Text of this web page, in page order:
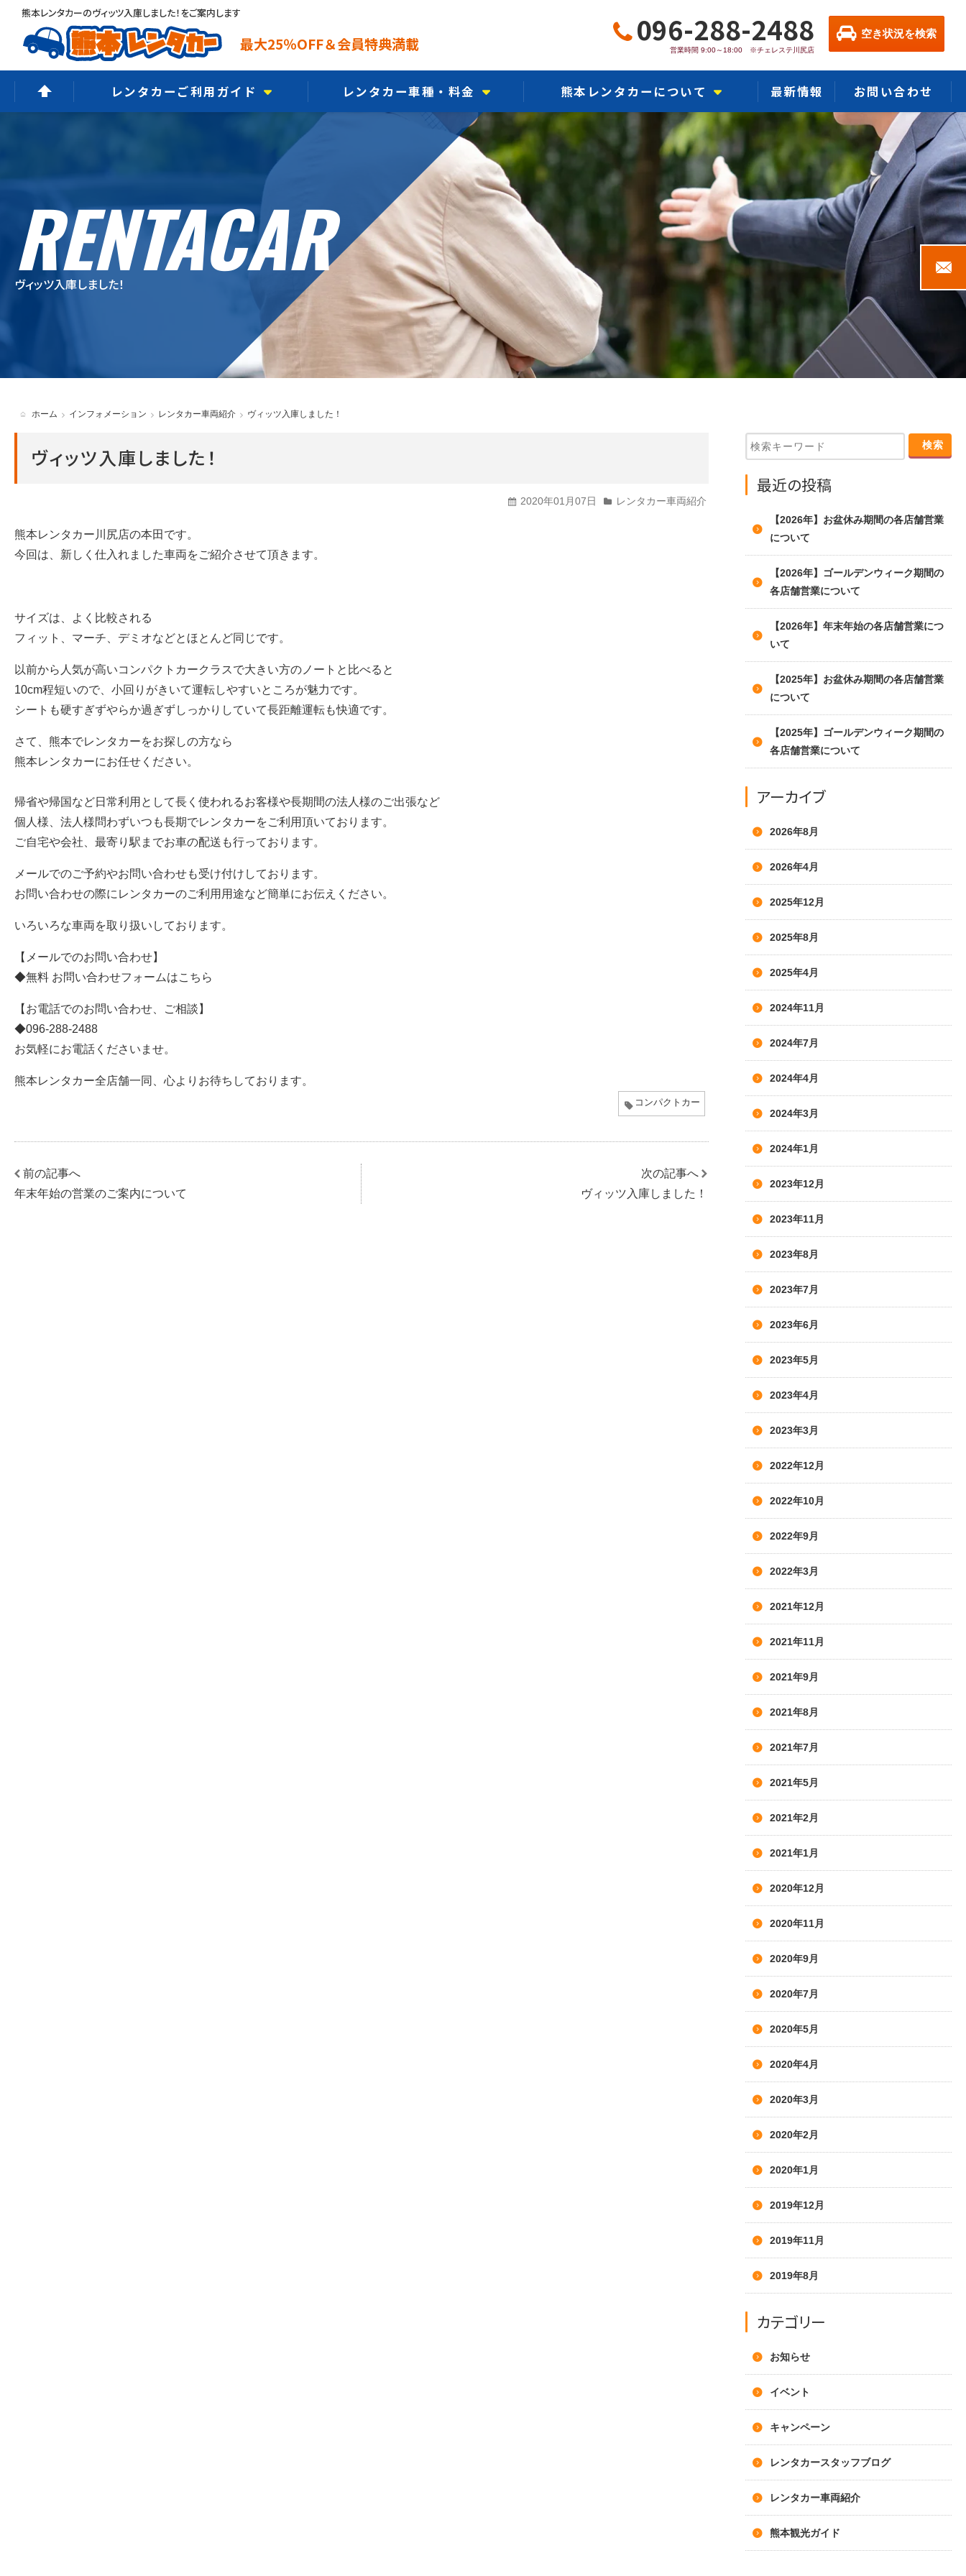
熊本レンタカーのヴィッツ入庫しました！をご案内します
最大25％OFF＆会員特典満載 096-288-2488
営業時間 9:00～18:00 ※チェレステ川尻店
空き状況を検索
レンタカーご利用ガイド
オプションメニュー
ご利用規約
レンタカー車種・料金
軽自動車から選ぶ
コンパクトカーから選ぶ
乗用車から選ぶ
エコカーから選ぶ
ミニバンから選ぶ
SUV・クロカンから選ぶ
輸入車・高級車から選ぶ
バン・トラックから選ぶ
熊本レンタカーについて
熊本レンタカー川尻店
熊本レンタカー熊本インター店
熊本レンタカー熊本浜線店
CMギャラリー
最新情報 お問い合わせ
RENTACAR
ヴィッツ入庫しました！
ホーム インフォメーション レンタカー車両紹介 ヴィッツ入庫しました！
ヴィッツ入庫しました！
2020年01月07日 レンタカー車両紹介
熊本レンタカー川尻店の本田 です。
今回は、新しく仕入れました車両をご紹介させて頂きます。
サイズは、よく比較される
フィット、マーチ、デミオなどとほとんど同じです。
以前から人気が高いコンパクトカークラスで大きい方のノートと比べると
10cm程短いので、小回りがきいて運転しやすいところが魅力です。
シートも硬すぎずやらか過ぎずしっかりしていて長距離運転も快適です。
さて、熊本でレンタカーをお探しの方なら
熊本レンタカーにお任せください。
帰省や帰国など日常利用として長く使われるお客様や長期間の法人様のご出張など
個人様、法人様問わずいつも長期でレンタカーをご利用頂いております。
ご自宅や会社、最寄り駅までお車の配送も行っております。
メールでのご予約やお問い合わせも受け付けしております。
お問い合わせの際にレンタカーのご利用用途など簡単にお伝えください。
いろいろな車両を取り扱いしております。
【メールでのお問い合わせ】
◆無料 お問い合わせフォームはこちら
【お電話でのお問い合わせ、ご相談】
◆096-288-2488
お気軽にお電話くださいませ。
熊本レンタカー全店舗一同、心よりお待ちしております。
コンパクトカー
前の記事へ
年末年始の営業のご案内について
次の記事へ
ヴィッツ入庫しました！
最近の投稿
【2026年】お盆休み期間の各店舗営業
について
【2026年】ゴールデンウィーク期間の
各店舗営業について
【2026年】年末年始の各店舗営業につ
いて
【2025年】お盆休み期間の各店舗営業
について
【2025年】ゴールデンウィーク期間の
各店舗営業について
アーカイブ
2026年8月
2026年4月
2025年12月
2025年8月
2025年4月
2024年11月
2024年7月
2024年4月
2024年3月
2024年1月
2023年12月
2023年11月
2023年8月
2023年7月
2023年6月
2023年5月
2023年4月
2023年3月
2022年12月
2022年10月
2022年9月
2022年3月
2021年12月
2021年11月
2021年9月
2021年8月
2021年7月
2021年5月
2021年2月
2021年1月
2020年12月
2020年11月
2020年9月
2020年7月
2020年5月
2020年4月
2020年3月
2020年2月
2020年1月
2019年12月
2019年11月
2019年8月
カテゴリー
お知らせ
イベント
キャンペーン
レンタカースタッフブログ
レンタカー車両紹介
熊本観光ガイド